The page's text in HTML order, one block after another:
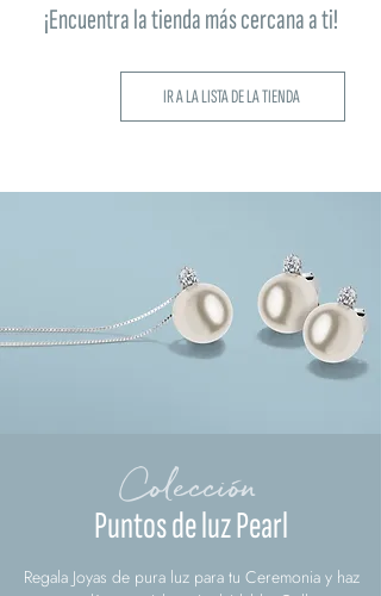
¡Encuentra la tienda más cercana a ti!
IR A LA LISTA DE LA TIENDA
Colección
Puntos de luz Pearl
Regala Joyas de pura luz para tu Ceremonia y haz